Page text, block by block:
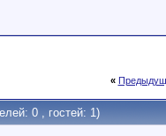
«
0 , гостей: 1)